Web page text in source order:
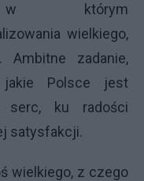
w którym
wielkiego,
Ambitne zadanie,
jakie Polsce jest
serc, ku radości
satysfakcji.
wielkiego, z czego